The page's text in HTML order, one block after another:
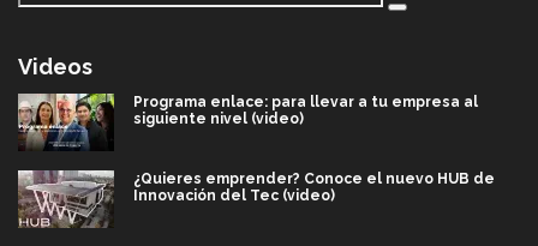
Videos
Programa enlace: para llevar a tu empresa al
siguiente nivel (video)
¿Quieres emprender? Conoce el nuevo HUB de
Innovación del Tec (video)